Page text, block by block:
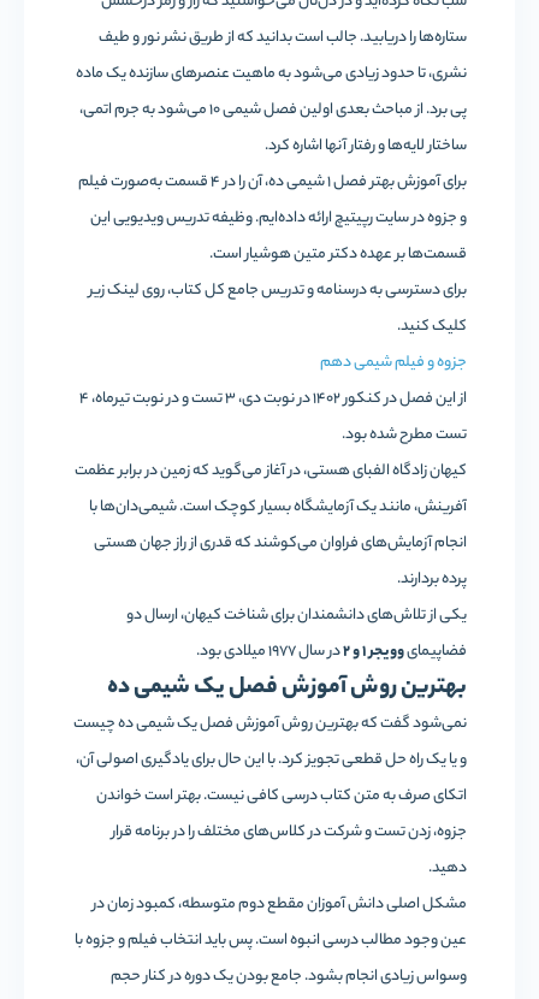
ستاره‌ها را دریابید. جالب است بدانید که از طریق نشر نور و طیف
نشری، تا حدود زیادی می‌شود به ماهیت عنصرهای سازنده یک ماده
پی برد. از مباحث بعدی اولین فصل شیمی 10 می‌شود به جرم اتمی،
ساختار لایه‌ها و رفتار آنها اشاره کرد.
برای آموزش بهتر فصل 1 شیمی ده، آن را در 4 قسمت به‌صورت فیلم
و جزوه در سایت رپیتیچ ارائه داده‌ایم. وظیفه تدریس ویدیویی این
قسمت‌ها بر عهده دکتر متین هوشیار است.
برای دسترسی به درسنامه و تدریس جامع کل کتاب، روی لینک زیر
کلیک کنید.
جزوه و فیلم شیمی دهم
از این فصل در کنکور 1402 در نوبت دی، 3 تست و در نوبت تیرماه، 4
تست مطرح شده‌ بود.
کیهان زادگاه الفبای هستی، در آغاز می‌گوید که زمین در برابر عظمت
آفرینش، مانند یک آزمایشگاه بسیار کوچک است. شیمی‌دان‌ها با
انجام آزمایش‌های فراوان می‌کوشند که قدری از راز جهان هستی
پرده بردارند.
یکی از تلاش‌های دانشمندان برای شناخت کیهان، ارسال دو
فضاپیمایوویجر 1 و 2 در سال 1977 میلادی بود.
بهترین روش آموزش فصل یک شیمی ده
نمی‌شود گفت که بهترین روش آموزش فصل یک شیمی ده چیست
و یا یک راه حل قطعی تجویز کرد. با این حال برای یادگیری اصولی آن،
اتکای صرف به متن کتاب درسی کافی نیست. بهتر است خواندن‌
جزوه، زدن‌ تست و شرکت در کلاس‌های مختلف را در برنامه قرار
دهید.
مشکل اصلی دانش آموزان مقطع دوم متوسطه، کمبود زمان در
عین وجود مطالب درسی انبوه است. پس باید انتخاب فیلم و جزوه با
وسواس زیادی انجام بشود. جامع بودن‌ یک دوره در کنار حجم